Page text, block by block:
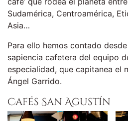
Sudamérica, Centroamérica,
Asia…
Para ello hemos contado
sapiencia cafetera del equipo
especialidad, que capitanea el
Ángel Garrido.
Cafés San Agustín